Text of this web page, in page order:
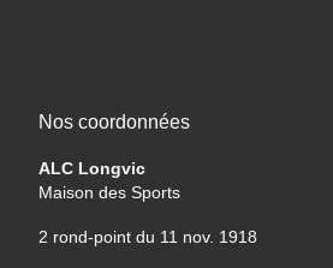
Nos coordonnées
ALC Longvic
Maison des Sports
2 rond-point du 11 nov. 1918